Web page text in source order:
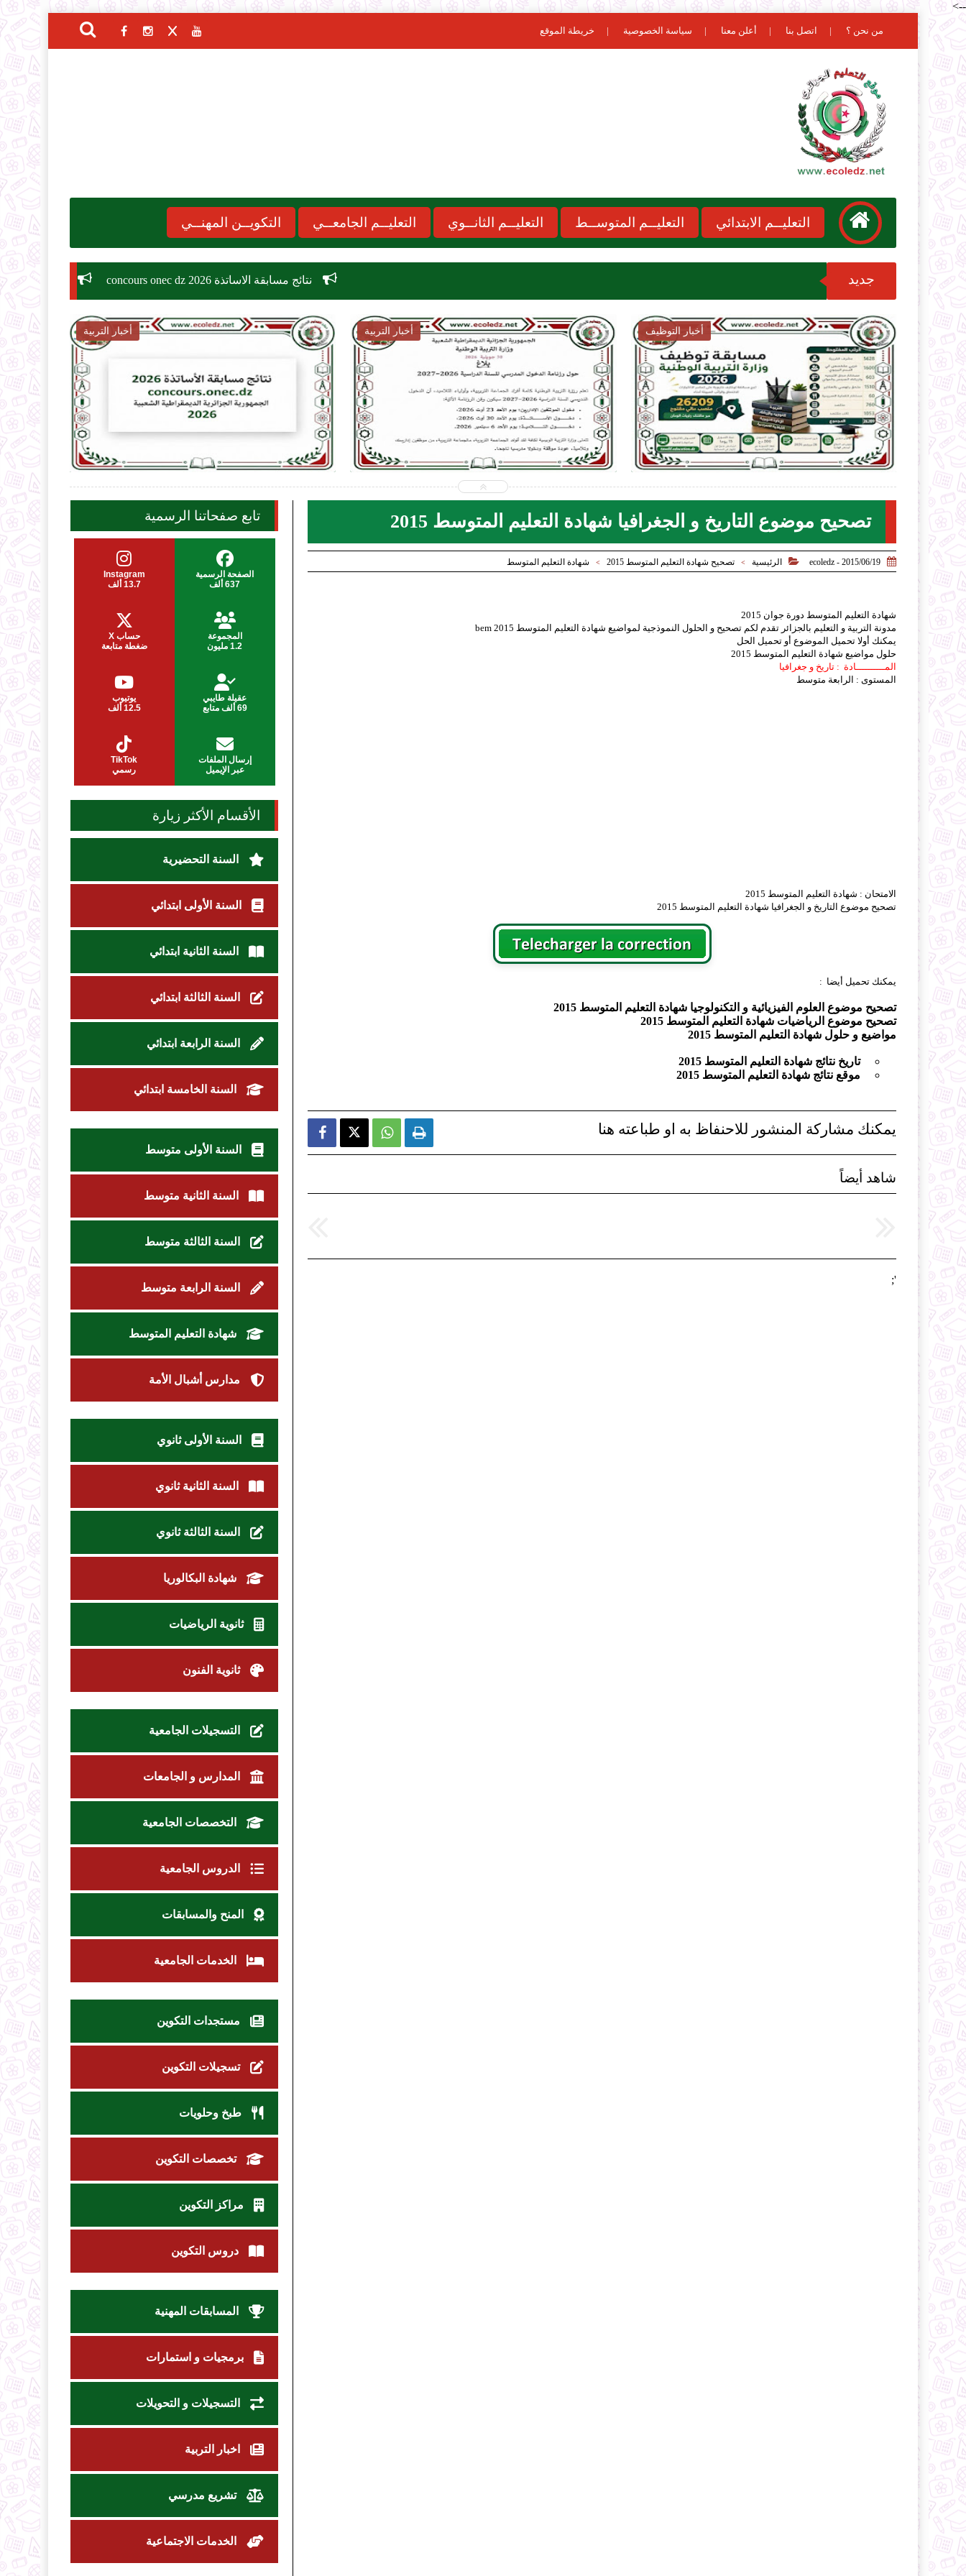
-->
من نحن ؟ اتصل بنا أعلن معنا سياسة الخصوصية خريطة الموقع
التعليــم الابتدائي التعليــم المتوســط التعليــم الثانــوي التعليــم الجامعــي التكويــن المهنــي
جديد نتائج مسابقة الاساتذة 2026 concours onec dz موعد الدخول المدرسي 2026-2027
أخبار التربية
ecoledz.net
شاهد الموضوع
أخبار التربية
2026-07-31
ecoledz.net
شاهد الموضوع
أخبار التوظيف
2026-07-28
ecoledz.net
شاهد الموضوع
أخبار التربية

تصحيح موضوع التاريخ و الجغرافيا شهادة التعليم المتوسط 2015

2015/06/19 - ecoledz
 الرئيسية > تصحيح شهادة التعليم المتوسط 2015 > شهادة التعليم المتوسط
شهادة التعليم المتوسط دورة جوان 2015
مدونة التربية و التعليم بالجزائر تقدم لكم تصحيح و الحلول النموذجية لمواضيع شهادة التعليم المتوسط bem 2015
يمكنك أولا تحميل الموضوع أو تحميل الحل
حلول مواضيع شهادة التعليم المتوسط 2015
المــــــــــادة : تاريخ و جغرافيا
المستوى : الرابعة متوسط
الامتحان : شهادة التعليم المتوسط 2015
تصحيح موضوع التاريخ و الجغرافيا شهادة التعليم المتوسط 2015
يمكنك تحميل أيضا :
تصحيح موضوع العلوم الفيزيائية و التكنولوجيا شهادة التعليم المتوسط 2015
تصحيح موضوع الرياضيات شهادة التعليم المتوسط 2015
مواضيع و حلول شهادة التعليم المتوسط 2015
تاريخ نتائج شهادة التعليم المتوسط 2015
موقع نتائج شهادة التعليم المتوسط 2015
يمكنك مشاركة المنشور للاحنفاظ به او طباعته هنا   
شاهد أيضاً
';
تابع صفحاتنا الرسمية
الصفحة الرسمية
637 ألف
Instagram
13.7 ألف
المجموعة
1.2 مليون
حساب X
ضغطة متابعة
عقيلة طايبي
69 ألف متابع
يوتيوب
12.5 ألف
إرسال الملفات
عبر الإيميل
TikTok
رسمي
الأقسام الأكثر زيارة
السنة التحضيرية
السنة الأولى ابتدائي
السنة الثانية ابتدائي
السنة الثالثة ابتدائي
السنة الرابعة ابتدائي
السنة الخامسة ابتدائي
السنة الأولى متوسط
السنة الثانية متوسط
السنة الثالثة متوسط
السنة الرابعة متوسط
شهادة التعليم المتوسط
مدارس أشبال الأمة
السنة الأولى ثانوي
السنة الثانية ثانوي
السنة الثالثة ثانوي
شهادة البكالوريا
ثانوية الرياضيات
ثانوية الفنون
التسجيلات الجامعية
المدارس و الجامعات
التخصصات الجامعية
الدروس الجامعية
المنح والمسابقات
الخدمات الجامعية
مستجدات التكوين
تسجيلات التكوين
طبخ وحلويات
تخصصات التكوين
مراكز التكوين
دروس التكوين
المسابقات المهنية
برمجيات و استمارات
التسجيلات و التحويلات
اخبار التربية
تشريع مدرسي
الخدمات الاجتماعية